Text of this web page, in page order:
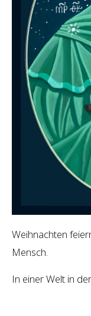
Weihnachten
Mensch.
In einer Welt in